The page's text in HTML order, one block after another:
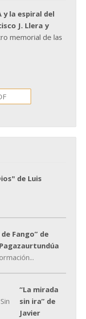
y la espiral del
J. Llera y
memorial de las
de Luis
Fango” de
“La mirada
sin ira” de
Javier